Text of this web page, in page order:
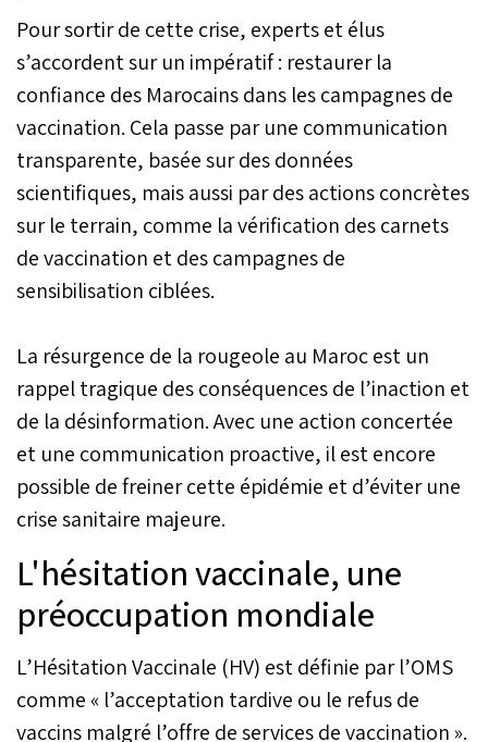
Pour sortir de cette crise, experts et élus
s’accordent sur un impératif : restaurer la
confiance des Marocains dans les campagnes de
vaccination. Cela passe par une communication
transparente, basée sur des données
scientifiques, mais aussi par des actions concrètes
sur le terrain, comme la vérification des carnets
de vaccination et des campagnes de
sensibilisation ciblées.
La résurgence de la rougeole au Maroc est un
rappel tragique des conséquences de l’inaction et
de la désinformation. Avec une action concertée
et une communication proactive, il est encore
possible de freiner cette épidémie et d’éviter une
crise sanitaire majeure.
L'hésitation vaccinale, une
préoccupation mondiale
L’Hésitation Vaccinale (HV) est définie par l’OMS
comme « l’acceptation tardive ou le refus de
vaccins malgré l’offre de services de vaccination ».